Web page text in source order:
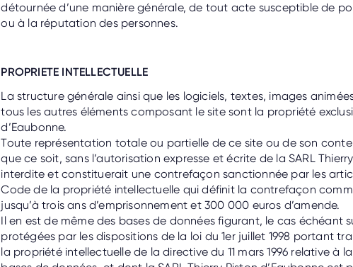
détournée d’une manière générale, de tout acte susceptible de
ou à la réputation des personnes.
PROPRIETE INTELLECTUELLE
La structure générale ainsi que les logiciels, textes, images
tous les autres éléments composant le site sont la propriété
d’Eaubonne.
Toute représentation totale ou partielle de ce site ou de son
que ce soit, sans l’autorisation expresse et écrite de la SARL
interdite et constituerait une contrefaçon sanctionnée par les
Code de la propriété intellectuelle qui définit la contrefaçon
jusqu’à trois ans d’emprisonnement et 300 000 euros d’amende.
Il en est de même des bases de données figurant, le cas échéant
protégées par les dispositions de la loi du 1er juillet 1998 portant
la propriété intellectuelle de la directive du 11 mars 1996 relative à